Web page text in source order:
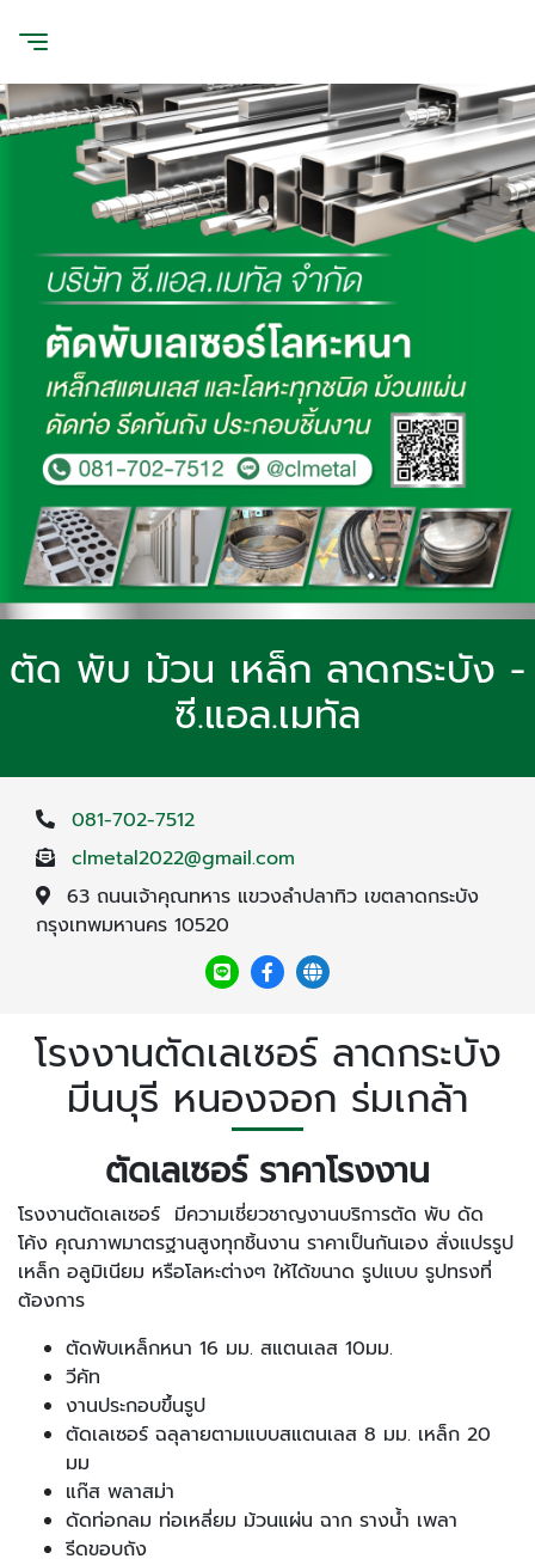
ตัด พับ ม้วน เหล็ก ลาดกระบัง -
ซี.แอล.เมทัล
081-702-7512
clmetal2022@gmail.com
63 ถนนเจ้าคุณทหาร แขวงลำปลาทิว เขตลาดกระบัง
กรุงเทพมหานคร 10520
โรงงานตัดเลเซอร์ ลาดกระบัง
มีนบุรี หนองจอก ร่มเกล้า
ตัดเลเซอร์ ราคาโรงงาน
โรงงานตัดเลเซอร์ มีความเชี่ยวชาญงานบริการตัด พับ ดัด
โค้ง คุณภาพมาตรฐานสูงทุกชิ้นงาน ราคาเป็นกันเอง สั่งแปรรูป
เหล็ก อลูมิเนียม หรือโลหะต่างๆ ให้ได้ขนาด รูปแบบ รูปทรงที่
ต้องการ
ตัดพับเหล็กหนา 16 มม. สแตนเลส 10มม.
วีคัท
งานประกอบขึ้นรูป
ตัดเลเซอร์ ฉลุลายตามแบบสแตนเลส 8 มม. เหล็ก 20
มม
แก๊ส พลาสม่า
ดัดท่อกลม ท่อเหลี่ยม ม้วนแผ่น ฉาก รางน้ำ เพลา
รีดขอบถัง